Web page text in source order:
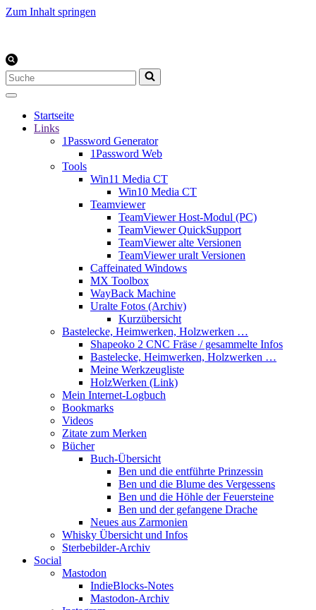
Zum Inhalt springen
Suchen
nach …
Startseite
Links
1Password Generator
1Password Web
Tools
Win11 Media CT
Win10 Media CT
Teamviewer
TeamViewer Host-Modul (PC)
TeamViewer QuickSupport
TeamViewer alte Versionen
TeamViewer uralt Versionen
Caffeinated Windows
MX Toolbox
WayBack Machine
Uralte Fotos (Archiv)
Kurzübersicht
Bastelecke, Heimwerken, Holzwerken …
Shapeoko 2 CNC Fräse / gesammelte Infos
Bastelecke, Heimwerken, Holzwerken …
Meine Werkzeugliste
HolzWerken (Link)
Mein Internet-Logbuch
Bookmarks
Videos
Zitate zum Merken
Bücher
Buch-Übersicht
Ben und die entführte Prinzessin
Ben und die Blume des Vergessens
Ben und die Höhle der Feuersteine
Ben und der gefangene Drache
Neues aus Zarmonien
Whisky Übersicht und Infos
Sterbebilder-Archiv
Social
Mastodon
IndieBlocks-Notes
Mastodon-Archiv